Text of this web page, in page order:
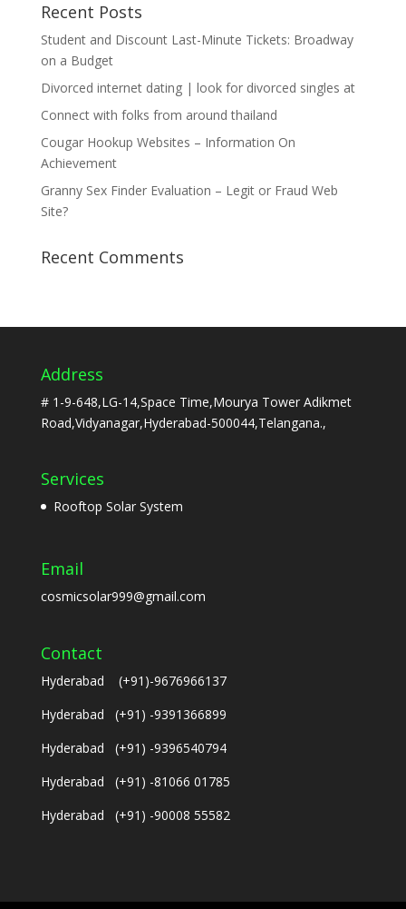
Recent Posts
Student and Discount Last-Minute Tickets: Broadway
on a Budget
Divorced internet dating | look for divorced singles at
Connect with folks from around thailand
Cougar Hookup Websites – Information On
Achievement
Granny Sex Finder Evaluation – Legit or Fraud Web
Site?
Recent Comments
Address
# 1-9-648,LG-14,Space Time,Mourya Tower Adikmet
Road,Vidyanagar,Hyderabad-500044,Telangana.,
Services
Rooftop Solar System
Email
cosmicsolar999@gmail.com
Contact
Hyderabad (+91)-9676966137
Hyderabad (+91) -9391366899
Hyderabad (+91) -9396540794
Hyderabad (+91) -81066 01785
Hyderabad (+91) -90008 55582